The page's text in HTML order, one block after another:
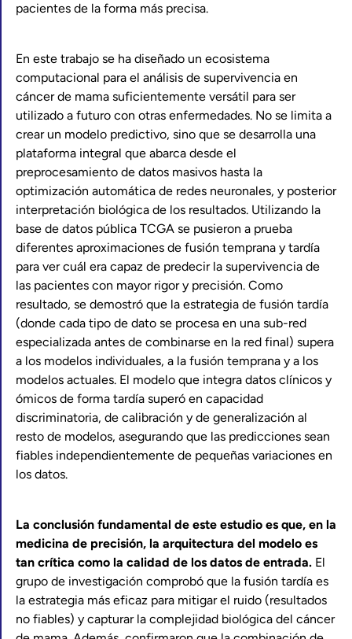
pacientes de la forma más precisa.
En este trabajo se ha diseñado un ecosistema
computacional para el análisis de supervivencia en
cáncer de mama suficientemente versátil para ser
utilizado a futuro con otras enfermedades. No se limita a
crear un modelo predictivo, sino que se desarrolla una
plataforma integral que abarca desde el
preprocesamiento de datos masivos hasta la
optimización automática de redes neuronales, y posterior
interpretación biológica de los resultados. Utilizando la
base de datos pública TCGA se pusieron a prueba
diferentes aproximaciones de fusión temprana y tardía
para ver cuál era capaz de predecir la supervivencia de
las pacientes con mayor rigor y precisión. Como
resultado, se demostró que la estrategia de fusión tardía
(donde cada tipo de dato se procesa en una sub-red
especializada antes de combinarse en la red final) supera
a los modelos individuales, a la fusión temprana y a los
modelos actuales. El modelo que integra datos clínicos y
ómicos de forma tardía superó en capacidad
discriminatoria, de calibración y de generalización al
resto de modelos, asegurando que las predicciones sean
fiables independientemente de pequeñas variaciones en
los datos.
La conclusión fundamental de este estudio es que, en la
medicina de precisión, la arquitectura del modelo es
tan crítica como la calidad de los datos de entrada. El
grupo de investigación comprobó que la fusión tardía es
la estrategia más eficaz para mitigar el ruido (resultados
no fiables) y capturar la complejidad biológica del cáncer